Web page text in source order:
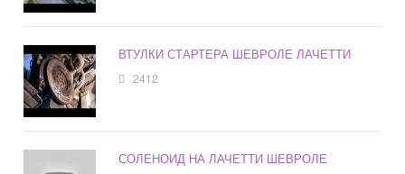
ВТУЛКИ СТАРТЕРА ШЕВРОЛЕ ЛАЧЕТТИ
2412
СОЛЕНОИД НА ЛАЧЕТТИ ШЕВРОЛЕ